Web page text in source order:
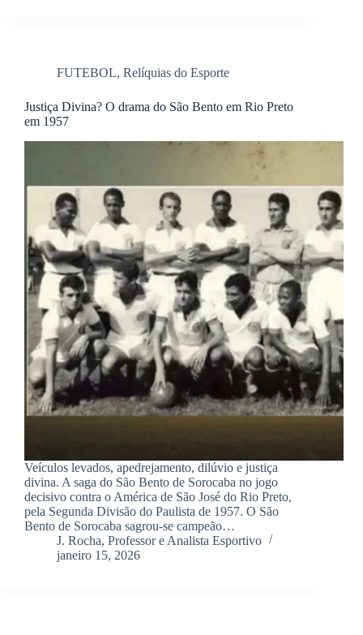
FUTEBOL, Relíquias do Esporte
Justiça Divina? O drama do São Bento em Rio Preto
em 1957
Veículos levados, apedrejamento, dilúvio e justiça
divina. A saga do São Bento de Sorocaba no jogo
decisivo contra o América de São José do Rio Preto,
pela Segunda Divisão do Paulista de 1957. O São
Bento de Sorocaba sagrou-se campeão…
J. Rocha, Professor e Analista Esportivo
janeiro 15, 2026